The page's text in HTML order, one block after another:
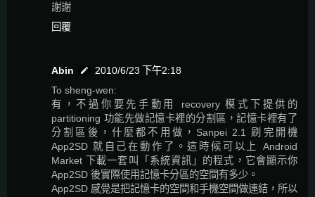
謝謝
回覆
Abin
2010/6/23 下午2:18
To sheng-wen:
有，不過你要先手動用 recovery 模式下提供的
partitioning 功能先做記憶卡裡的分割區，記憶卡裡有了
分割區後，什麼都不用做，Sanpei 2.1 刷完開機
App2SD 就自己在動作了。這時候可以上 Android
Market 下載一套叫「系統資訊」的程式，它會顯示你
App2SD 後實際使用記憶卡分區的空間有多少。
App2SD 感覺是把記憶卡的空間和手機空間做連結，所以